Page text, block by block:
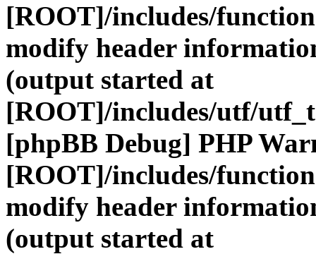
[ROOT]/includes/
modify header
(output started at
[ROOT]/includes/utf/
[phpBB Debug] PHP
[ROOT]/includes/
modify header
(output started at